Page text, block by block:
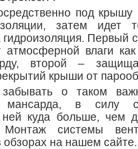
под
затем идет
гидроизоляция. Первый
влаги как
второй –
крыши от
о таком
мансарда, в силу
ней куда больше, чем
системы
обзорах на нашем сайте.